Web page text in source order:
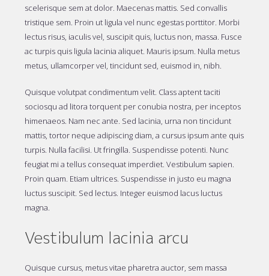
scelerisque sem at dolor. Maecenas mattis. Sed convallis
tristique sem. Proin ut ligula vel nunc egestas porttitor. Morbi
lectus risus, iaculis vel, suscipit quis, luctus non, massa. Fusce
ac turpis quis ligula lacinia aliquet. Mauris ipsum. Nulla metus
metus, ullamcorper vel, tincidunt sed, euismod in, nibh.
Quisque volutpat condimentum velit. Class aptent taciti
sociosqu ad litora torquent per conubia nostra, per inceptos
himenaeos. Nam nec ante. Sed lacinia, urna non tincidunt
mattis, tortor neque adipiscing diam, a cursus ipsum ante quis
turpis. Nulla facilisi. Ut fringilla. Suspendisse potenti. Nunc
feugiat mi a tellus consequat imperdiet. Vestibulum sapien.
Proin quam. Etiam ultrices. Suspendisse in justo eu magna
luctus suscipit. Sed lectus. Integer euismod lacus luctus
magna.
Vestibulum lacinia arcu
Quisque cursus, metus vitae pharetra auctor, sem massa